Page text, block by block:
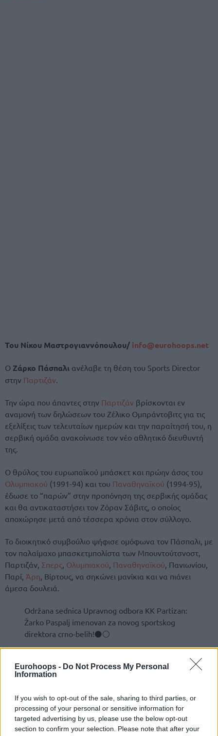
Eurohoops - Do Not Process My Personal
Information
If you wish to opt-out of the sale, sharing to third parties, or
processing of your personal or sensitive information for
targeted advertising by us, please use the below opt-out
section to confirm your selection. Please note that after your
Του Νίκου Μαστρογιαννόπουλου/ info@eurohoops.net
Ο Ζάρκο Πάσπαλι ανέλαβε τη θέση του Sports Director
στην Παρτιζάν.
Την ώρα που άπαντες στην Παρτιζάν βρίσκονται εν
αναμονή των δηλώσεων του Ζέλικο Ομπράντοβιτς για τις
εξελίξεις των τελευταίων ημερών και την παραίτησή του, η
σερβική ομάδα ανακοίνωσε τον νέο αθλητικό διευθυντή
της.
Ο θρύλος του ευρωπαϊκού μπάσκετ και πρώην άσος του
Ολυμπιακού (1991-94) και του Παναθηναϊκού (1994-95),
έδωσε το “παρών” στην προπόνηση της σερβικής ομάδας
και θα αντικαταστήσει τον Ζόραν Σάβιτς, ο οποίος
αποχώρησε μετά από τέσσερα χρόνια στον σύλλογο.
Το διοικητικό συμβούλιο ψήφισε ομόφωνα τον Πάσπαλι, με
τον παλαίμαχο μπασκετμπολίστα των Μπουντούτσνοστ,
Παρτιζάν, Σπερς Ολυμπιακού Παναθηναϊκού , Πανιωνίου,
Παρί, Άρη , Βίρτους, να σηκώνει μανίκια και να πιάνει
άμεσα δουλειά.
Održana sednica Upravnog odbora KK Partizan:
Žarko Paspalj imenovan za novog sportskog
direktora crno-belih!⚫⚪